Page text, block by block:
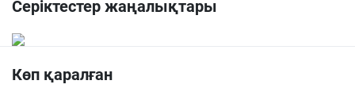
Серіктестер жаңалықтары
Көп қаралған